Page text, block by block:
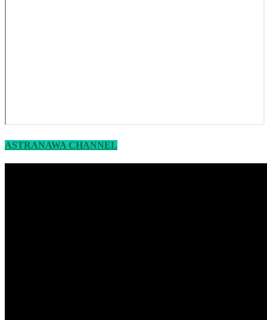
ASTRANAWA CHANNEL